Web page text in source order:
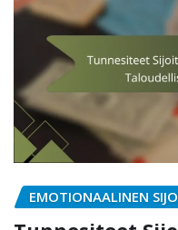
EMOTIONAALINEN